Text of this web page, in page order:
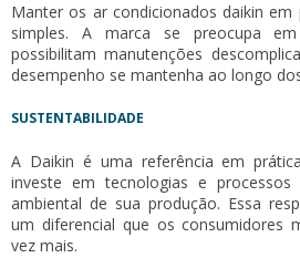
Manter os ar condicionados daikin em
simples. A marca se preocupa
possibilitam manutenções
desempenho se mantenha ao longo
SUSTENTABILIDADE
A Daikin é uma referência em
investe em tecnologias e
ambiental de sua produção. Essa
um diferencial que os consumidores
vez mais.